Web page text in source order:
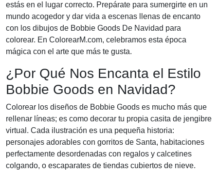
estás en el lugar correcto. Prepárate para sumergirte en un
mundo acogedor y dar vida a escenas llenas de encanto
con los dibujos de Bobbie Goods De Navidad para
colorear. En ColorearM.com, celebramos esta época
mágica con el arte que más te gusta.
¿Por Qué Nos Encanta el Estilo
Bobbie Goods en Navidad?
Colorear los diseños de Bobbie Goods es mucho más que
rellenar líneas; es como decorar tu propia casita de jengibre
virtual. Cada ilustración es una pequeña historia:
personajes adorables con gorritos de Santa, habitaciones
perfectamente desordenadas con regalos y calcetines
colgando, o escaparates de tiendas cubiertos de nieve.